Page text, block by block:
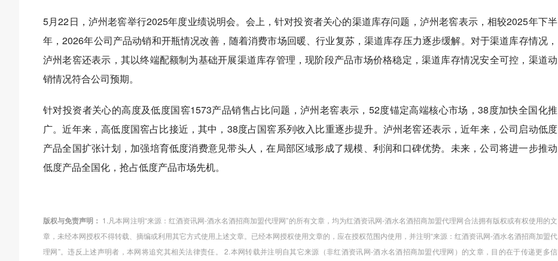
5月22日，泸州老窖举行2025年度业绩说明会。会上，针对投资者关心的渠道库存问题，泸州老窖表示，相较2025年下半
年，2026年公司产品动销和开瓶情况改善，随着消费市场回暖、行业复苏，渠道库存压力逐步缓解。对于渠道库存情况，
泸州老窖还表示，其以终端配额制为基础开展渠道库存管理，现阶段产品市场价格稳定，渠道库存情况安全可控，渠道动
销情况符合公司预期。
针对投资者关心的高度及低度国窖1573产品销售占比问题，泸州老窖表示，52度锚定高端核心市场，38度加快全国化推
广。近年来，高低度国窖占比接近，其中，38度占国窖系列收入比重逐步提升。泸州老窖还表示，近年来，公司启动低度
产品全国扩张计划，加强培育低度消费意见带头人，在局部区域形成了规模、利润和口碑优势。未来，公司将进一步推动
低度产品全国化，抢占低度产品市场先机。
版权与免责声明： 1.凡本网注明“来源：红酒资讯网-酒水名酒招商加盟代理网”的所有文章，均为红酒资讯网-酒水名酒招商加盟代理网合法拥有版权或有权使用的文
章，未经本网授权不得转载、摘编或利用其它方式使用上述文章。已经本网授权使用文章的，应在授权范围内使用，并注明“来源：红酒资讯网-酒水名酒招商加盟代
理网”。违反上述声明者，本网将追究其相关法律责任。 2.本网转载并注明自其它来源（非红酒资讯网-酒水名酒招商加盟代理网）的文章，目的在于传递更多信